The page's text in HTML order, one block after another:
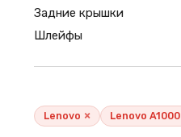
Задние крышки
Шлейфы
Lenovo × Lenovo A1000